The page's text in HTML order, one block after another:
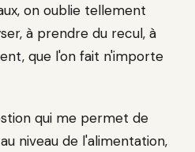
on oublie tellement
à prendre du recul, à
que l'on fait n'importe
qui me permet de
niveau de l'alimentation,